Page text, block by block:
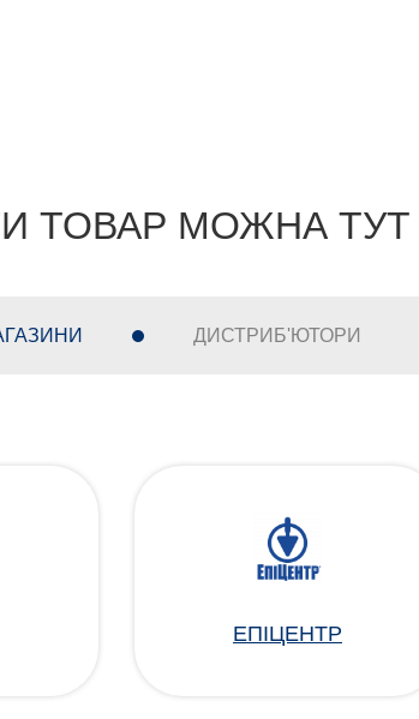
ТОВАР МОЖНА ТУТ
ДИСТРИБ'ЮТОРИ
ЕПІЦЕНТР